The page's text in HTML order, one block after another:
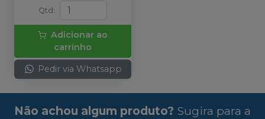
Qtd :
Adicionar ao
carrinho
Pedir via Whatsapp
Não achou algum produto? Sugira para a